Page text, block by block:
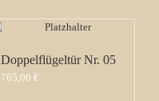
Doppelflügeltür Nr. 05
765,00 €